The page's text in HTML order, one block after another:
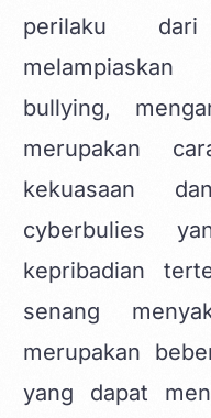
perilaku
bullying,
merupakan
kekuasaan
cyberbulies
kepribadian
senang
merupakan
yang dapat